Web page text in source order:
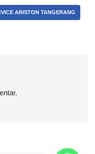
ARISTON TANGERANG